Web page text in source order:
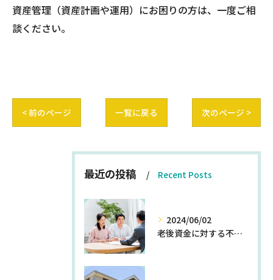
資産管理（資産計画や運用）にお困りの方は、一度ご相
談ください。
< 前のページ 一覧に戻る 次のページ >
最近の投稿 Recent Posts
2024/06/02
老後資金に対する不安を解消する方法